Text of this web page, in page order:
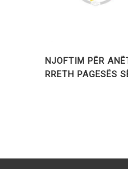
NJOFTIM PËR
RRETH PAGESËS